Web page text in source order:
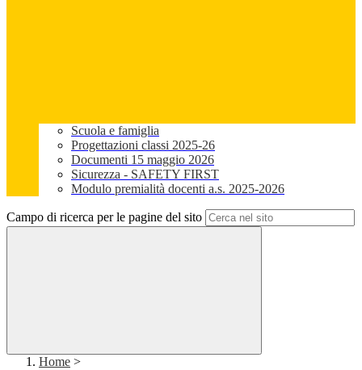
Scuola e famiglia
Progettazioni classi 2025-26
Documenti 15 maggio 2026
Sicurezza - SAFETY FIRST
Modulo premialità docenti a.s. 2025-2026
Campo di ricerca per le pagine del sito
Home >